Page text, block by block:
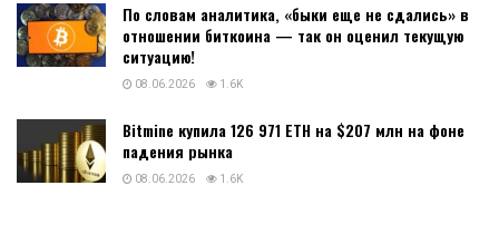
По словам аналитика, «быки еще не сдались» в
отношении биткоина — так он оценил текущую
ситуацию!
08.06.2026 1.6K
Bitmine купила 126 971 ETH на $207 млн на фоне
падения рынка
08.06.2026 1.6K